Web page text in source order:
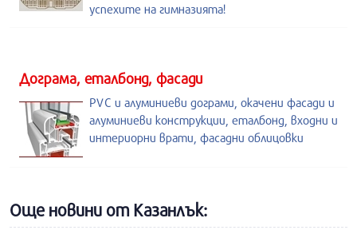
успехите на гимназията!
Дограма, еталбонд, фасади
PVC и алуминиеви дограми, окачени фасади и
алуминиеви конструкции, еталбонд, входни и
интериорни врати, фасадни облицовки
Още новини от Казанлък: